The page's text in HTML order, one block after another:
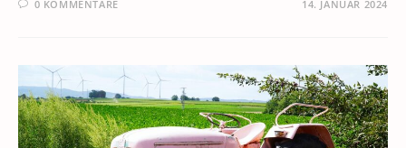
0 KOMMENTARE 14. JANUAR 2024